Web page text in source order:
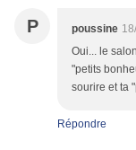
P poussine
Oui... le
"petits
sourire et ta
Répondre